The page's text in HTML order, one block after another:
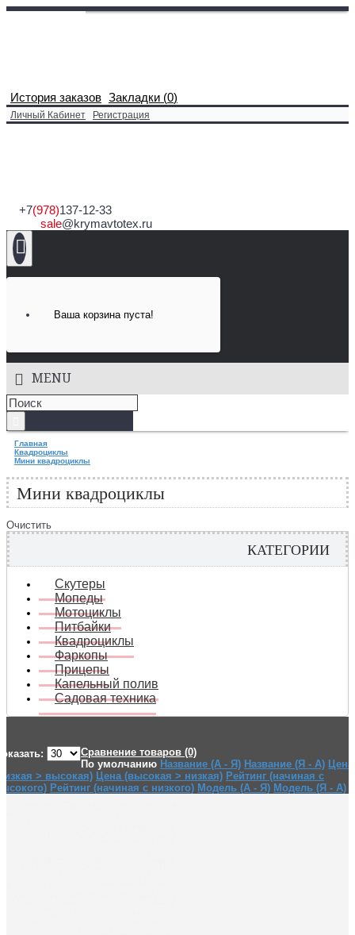
История заказов Закладки (0)
Личный Кабинет Регистрация
+7(978)137-12-33
sale@krymavtotex.ru
Ваша корзина пуста!
MENU
Главная
Квадроциклы
Мини квадроциклы
Мини квадроциклы
Очистить
КАТЕГОРИИ
Скутеры
Мопеды
Мотоциклы
Питбайки
Квадроциклы
Фаркопы
Прицепы
Капельный полив
Садовая техника
Сравнение товаров (0)
По умолчанию Название (А - Я) Название (Я - А) Цена
> высокая) Цена (высокая > низкая) Рейтинг (начиная с
Рейтинг (начиная с низкого) Модель (А - Я) Модель (Я - А)